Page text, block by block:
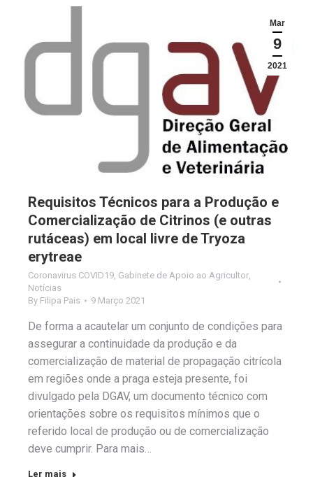
Mar
9
2021
Requisitos Técnicos para a Produção e
Comercialização de Citrinos (e outras
rutáceas) em local livre de Tryoza
erytreae
Coronavirus COVID19 Gabinete de Apoio ao Agricultor
Notícias
By Filipa Pais 9 Março 2021
De forma a acautelar um conjunto de condições para
assegurar a continuidade da produção e da
comercialização de material de propagação citrícola
em regiões onde a praga esteja presente, foi
divulgado pela DGAV, um documento técnico com
orientações sobre os requisitos mínimos que o
referido local de produção ou de comercialização
deve cumprir. Para mais…
Ler mais